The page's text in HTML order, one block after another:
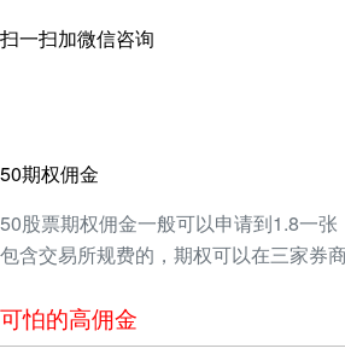
扫一扫加微信咨询
50期权佣金
50股票期权佣金一般可以申请到1.8一张
包含交易所规费的，期权可以在三家券
可怕的高佣金